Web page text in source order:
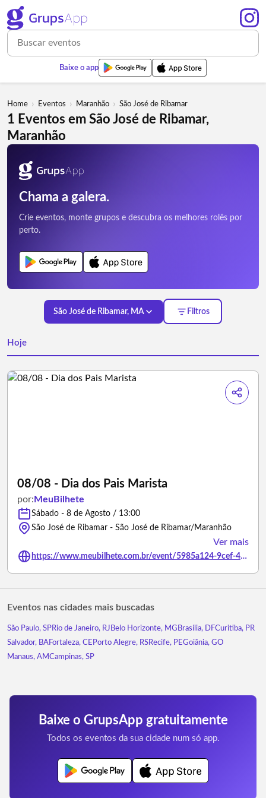
Baixe o app
Home › Eventos › Maranhão › São José de Ribamar
1 Eventos em São José de Ribamar,
Maranhão
Chama a galera.
Crie eventos, monte grupos e descubra os melhores rolês por
perto.
São José de Ribamar, MA Filtros
Hoje
08/08 - Dia dos Pais Marista
por: MeuBilhete
Sábado - 8 de Agosto / 13:00
São José de Ribamar - São José de Ribamar/Maranhão
Ver mais
https://www.meubilhete.com.br/event/5985a124-9cef-401a-81af-72fce5511c42
Eventos nas cidades mais buscadas
São Paulo, SPRio de Janeiro, RJ Belo Horizonte, MG Brasília, DFCuritiba, PR
Salvador, BAFortaleza, CE Porto Alegre, RSRecife, PEGoiânia, GO
Manaus, AMCampinas, SP
Baixe o GrupsApp gratuitamente
Todos os eventos da sua cidade num só app.